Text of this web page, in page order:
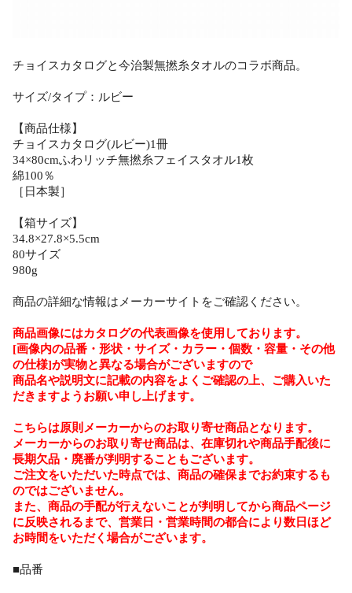
チョイスカタログと今治製無撚糸タオルのコラボ商品。
サイズ/タイプ：ルビー
【商品仕様】
チョイスカタログ(ルビー)1冊
34×80cmふわリッチ無撚糸フェイスタオル1枚
綿100％
［日本製］
【箱サイズ】
34.8×27.8×5.5cm
80サイズ
980g
商品の詳細な情報はメーカーサイトをご確認ください。
商品画像にはカタログの代表画像を使用しております。
[画像内の品番・形状・サイズ・カラー・個数・容量・その他
の仕様]が実物と異なる場合がございますので
商品名や説明文に記載の内容をよくご確認の上、ご購入いた
だきますようお願い申し上げます。
こちらは原則メーカーからのお取り寄せ商品となります。
メーカーからのお取り寄せ商品は、在庫切れや商品手配後に
長期欠品・廃番が判明することもございます。
ご注文をいただいた時点では、商品の確保までお約束するも
のではございません。
また、商品の手配が行えないことが判明してから商品ページ
に反映されるまで、営業日・営業時間の都合により数日ほど
お時間をいただく場合がございます。
■品番